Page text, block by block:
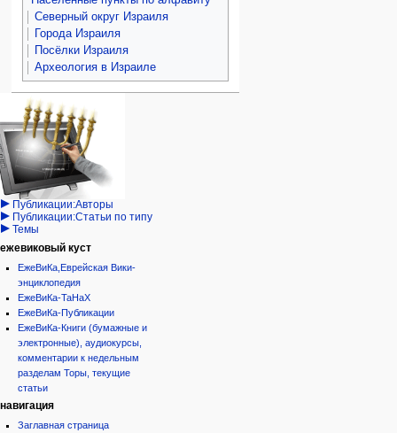
Северный округ Израиля
Города Израиля
Посёлки Израиля
Археология в Израиле
Навигация
персональные инструменты
войти
запрос
учётной
записи
категории
Израиль:Страна и
государство
Иудаизм
Народ
Проекты
Проекты/Участники/
дополнения
Публикации:Авторы
Публикации:Статьи по типу
Темы
ежевиковый куст
ЕжеВиКа,Еврейская Вики-
энциклопедия
ЕжеВиКа-ТаНаХ
ЕжеВиКа-Публикации
ЕжеВиКа-Книги (бумажные и
электронные), аудиокурсы,
комментарии к недельным
разделам Торы, текущие
статьи
навигация
Заглавная страница